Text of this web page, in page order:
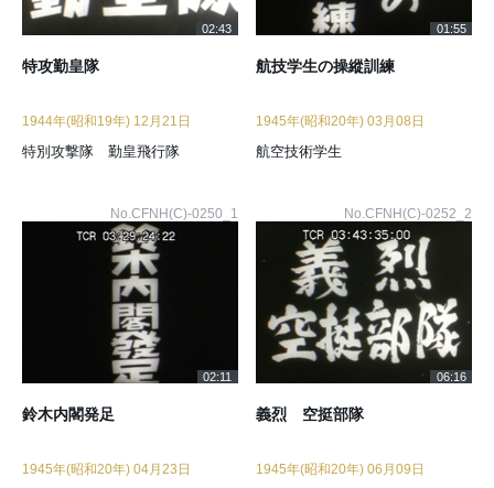
02:43
特攻勤皇隊
1944年(昭和19年) 12月21日
特別攻撃隊 勤皇飛行隊
01:55
航技学生の操縱訓練
1945年(昭和20年) 03月08日
航空技術学生
No.CFNH(C)-0250_1
02:11
鈴木内閣発足
1945年(昭和20年) 04月23日
No.CFNH(C)-0252_2
06:16
義烈 空挺部隊
1945年(昭和20年) 06月09日